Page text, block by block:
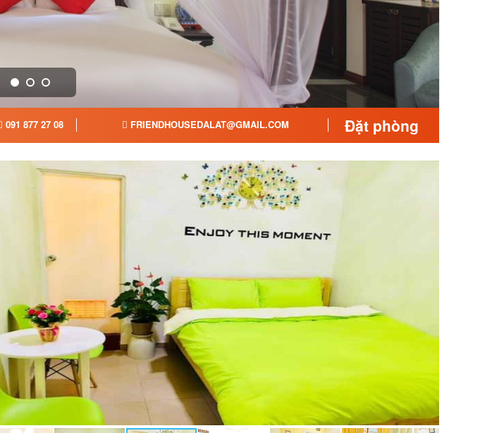
091 877 27 08 FRIENDHOUSEDALAT@GMAIL.COM Đặt phòng